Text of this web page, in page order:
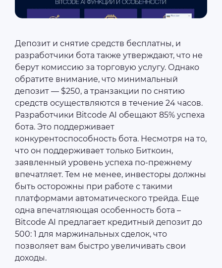
Депозит и снятие средств бесплатны, и
разработчики бота также утверждают, что не
берут комиссию за торговую услугу. Однако
обратите внимание, что минимальный
депозит — $250, а транзакции по снятию
средств осуществляются в течение 24 часов.
Разработчики Bitcode AI обещают 85% успеха
бота. Это поддерживает
конкурентоспособность бота. Несмотря на то,
что он поддерживает только Биткоин,
заявленный уровень успеха по-прежнему
впечатляет. Тем не менее, инвесторы должны
быть осторожны при работе с такими
платформами автоматического трейда. Еще
одна впечатляющая особенность бота –
Bitcode AI предлагает кредитный депозит до
500: 1 для маржинальных сделок, что
позволяет вам быстро увеличивать свои
доходы.